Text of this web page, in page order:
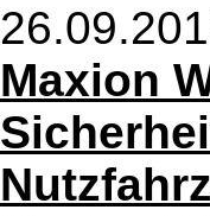
Maxion